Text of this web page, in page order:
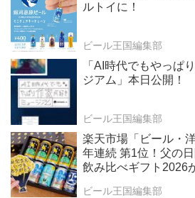
ルトイに！
ビール王国編集部
「AI時代でもやっぱ
ジアム」本日公開！
ビール王国編集部
楽天市場「ビール・
年連続 第1位！父の
飲み比べギフト2026
ビール王国編集部